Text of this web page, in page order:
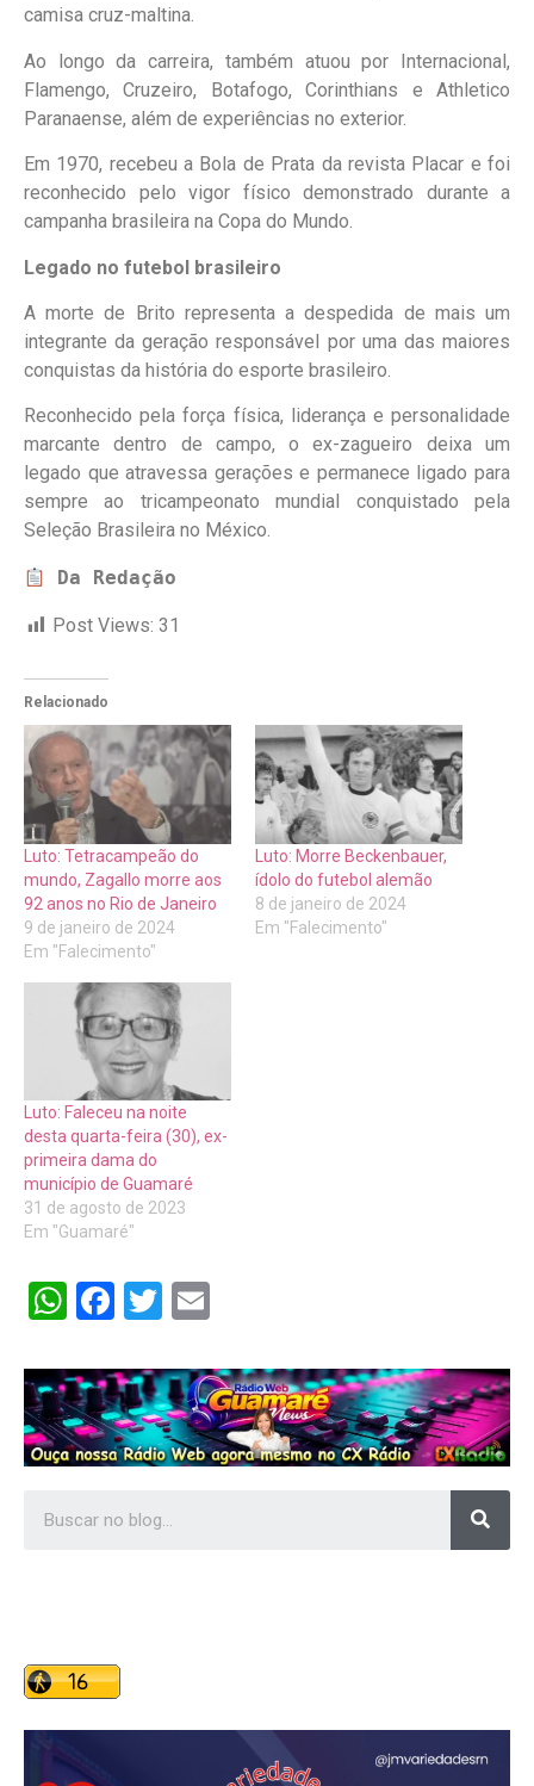
camisa cruz-maltina.
Ao longo da carreira, também atuou por Internacional,
Flamengo, Cruzeiro, Botafogo, Corinthians e Athletico
Paranaense, além de experiências no exterior.
Em 1970, recebeu a Bola de Prata da revista Placar e foi
reconhecido pelo vigor físico demonstrado durante a
campanha brasileira na Copa do Mundo.
Legado no futebol brasileiro
A morte de Brito representa a despedida de mais um
integrante da geração responsável por uma das maiores
conquistas da história do esporte brasileiro.
Reconhecido pela força física, liderança e personalidade
marcante dentro de campo, o ex-zagueiro deixa um
legado que atravessa gerações e permanece ligado para
sempre ao tricampeonato mundial conquistado pela
Seleção Brasileira no México.
Da Redação
Post Views: 31
Relacionado
Luto: Tetracampeão do
mundo, Zagallo morre aos
92 anos no Rio de Janeiro
9 de janeiro de 2024
Em "Falecimento"
Luto: Morre Beckenbauer,
ídolo do futebol alemão
8 de janeiro de 2024
Em "Falecimento"
Luto: Faleceu na noite
desta quarta-feira (30), ex-
primeira dama do
município de Guamaré
31 de agosto de 2023
Em "Guamaré"
WhatsApp
Facebook
Twitter